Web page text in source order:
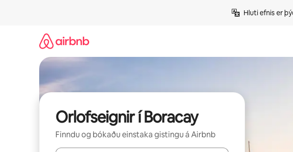
Hluti efnis er
Orlofseignir í Boracay
Finndu og bókaðu einstaka gistingu á Airbnb